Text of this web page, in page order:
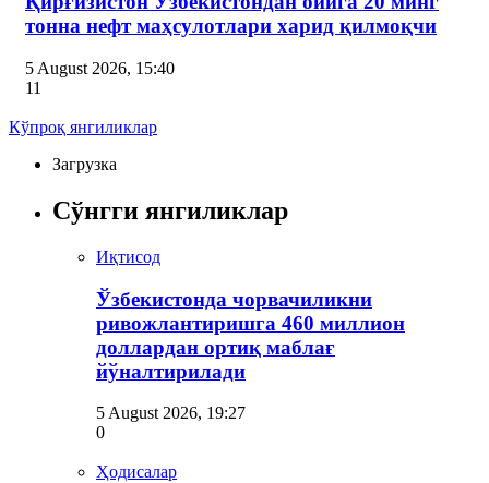
тонна нефт маҳсулотлари харид қилмоқчи
5 August 2026, 15:40
11
Кўпроқ янгиликлар
Загрузка
Сўнгги янгиликлар
Иқтисод
Ўзбекистонда чорвачиликни
ривожлантиришга 460 миллион
доллардан ортиқ маблағ
йўналтирилади
5 August 2026, 19:27
0
Ҳодисалар